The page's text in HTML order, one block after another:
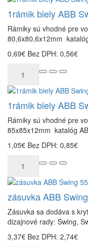
1rámik biely ABB
Rámiky sú vhodné pre
80,6x80,6x12mm
0,69€ Bez DPH: 0,56€
1rámik biely ABB
Rámiky sú vhodné pre
85x85x12mm katalóg
1,05€ Bez DPH: 0,85€
zásuvka ABB
Zásuvka sa dodáva s
dizajnové rady: Swing,
3,37€ Bez DPH: 2,74€